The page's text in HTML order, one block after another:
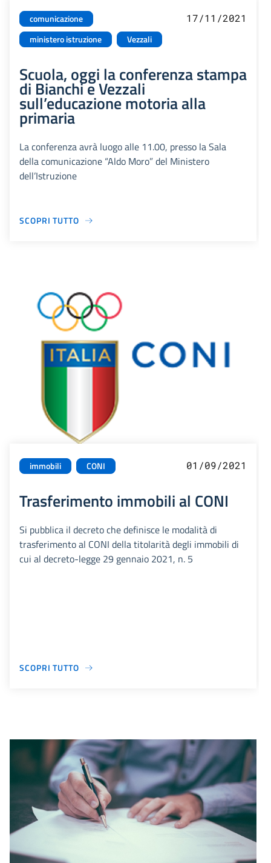
comunicazione
ministero istruzione
Vezzali
17/11/2021
Scuola, oggi la conferenza stampa
di Bianchi e Vezzali
sull’educazione motoria alla
primaria
La conferenza avrà luogo alle 11.00, presso la Sala
della comunicazione “Aldo Moro” del Ministero
dell’Istruzione
SCOPRI TUTTO
immobili CONI 01/09/2021
Trasferimento immobili al CONI
Si pubblica il decreto che definisce le modalità di
trasferimento al CONI della titolarità degli immobili di
cui al decreto-legge 29 gennaio 2021, n. 5
SCOPRI TUTTO